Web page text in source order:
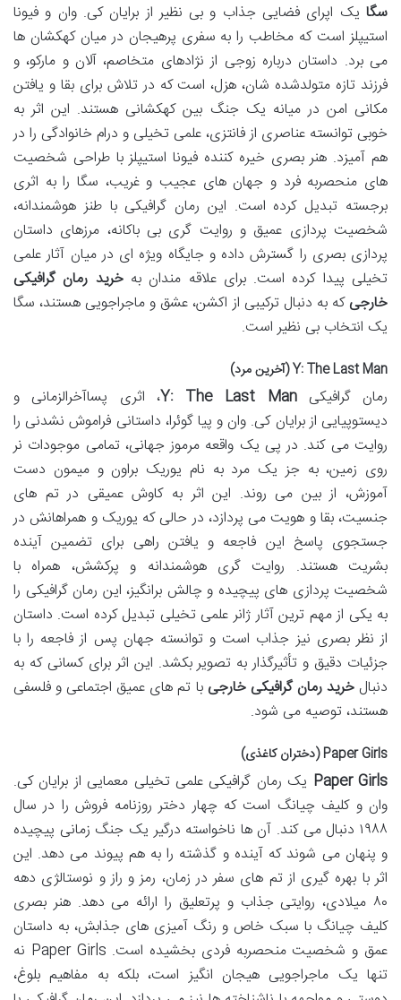
سگا یک اپرای فضایی جذاب و بی نظیر از برایان کی. وان و فیونا
استیپلز است که مخاطب را به سفری پرهیجان در میان کهکشان ها
می برد. داستان درباره زوجی از نژادهای متخاصم، آلان و مارکو، و
فرزند تازه متولدشده شان، هزل، است که در تلاش برای بقا و یافتن
مکانی امن در میانه یک جنگ بین کهکشانی هستند. این اثر به
خوبی توانسته عناصری از فانتزی، علمی تخیلی و درام خانوادگی را در
هم آمیزد. هنر بصری خیره کننده فیونا استیپلز با طراحی شخصیت
های منحصربه فرد و جهان های عجیب و غریب، سگا را به اثری
برجسته تبدیل کرده است. این رمان گرافیکی با طنز هوشمندانه،
شخصیت پردازی عمیق و روایت گری بی باکانه، مرزهای داستان
پردازی بصری را گسترش داده و جایگاه ویژه ای در میان آثار علمی
تخیلی پیدا کرده است. برای علاقه مندان بهخرید رمان گرافیکی
خارجیکه به دنبال ترکیبی از اکشن، عشق و ماجراجویی هستند، سگا
یک انتخاب بی نظیر است.
Y: The Last Man (آخرین مرد)
رمان گرافیکیY: The Last Man، اثری پساآخرالزمانی و
دیستوپیایی از برایان کی. وان و پیا گوئرا، داستانی فراموش نشدنی را
روایت می کند. در پی یک واقعه مرموز جهانی، تمامی موجودات نر
روی زمین، به جز یک مرد به نام یوریک براون و میمون دست
آموزش، از بین می روند. این اثر به کاوش عمیقی در تم های
جنسیت، بقا و هویت می پردازد، در حالی که یوریک و همراهانش در
جستجوی پاسخ این فاجعه و یافتن راهی برای تضمین آینده
بشریت هستند. روایت گری هوشمندانه و پرکشش، همراه با
شخصیت پردازی های پیچیده و چالش برانگیز، این رمان گرافیکی را
به یکی از مهم ترین آثار ژانر علمی تخیلی تبدیل کرده است. داستان
از نظر بصری نیز جذاب است و توانسته جهان پس از فاجعه را با
جزئیات دقیق و تأثیرگذار به تصویر بکشد. این اثر برای کسانی که به
دنبالخرید رمان گرافیکی خارجیبا تم های عمیق اجتماعی و فلسفی
هستند، توصیه می شود.
Paper Girls (دختران کاغذی)
Paper Girls یک رمان گرافیکی علمی تخیلی معمایی از برایان کی.
وان و کلیف چیانگ است که چهار دختر روزنامه فروش را در سال
۱۹۸۸ دنبال می کند. آن ها ناخواسته درگیر یک جنگ زمانی پیچیده
و پنهان می شوند که آینده و گذشته را به هم پیوند می دهد. این
اثر با بهره گیری از تم های سفر در زمان، رمز و راز و نوستالژی دهه
۸۰ میلادی، روایتی جذاب و پرتعلیق را ارائه می دهد. هنر بصری
کلیف چیانگ با سبک خاص و رنگ آمیزی های جذابش، به داستان
عمق و شخصیت منحصربه فردی بخشیده است. Paper Girls نه
تنها یک ماجراجویی هیجان انگیز است، بلکه به مفاهیم بلوغ،